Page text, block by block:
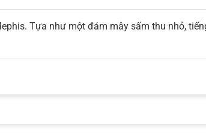
Tựa như một đám mây sấm thu nhỏ,